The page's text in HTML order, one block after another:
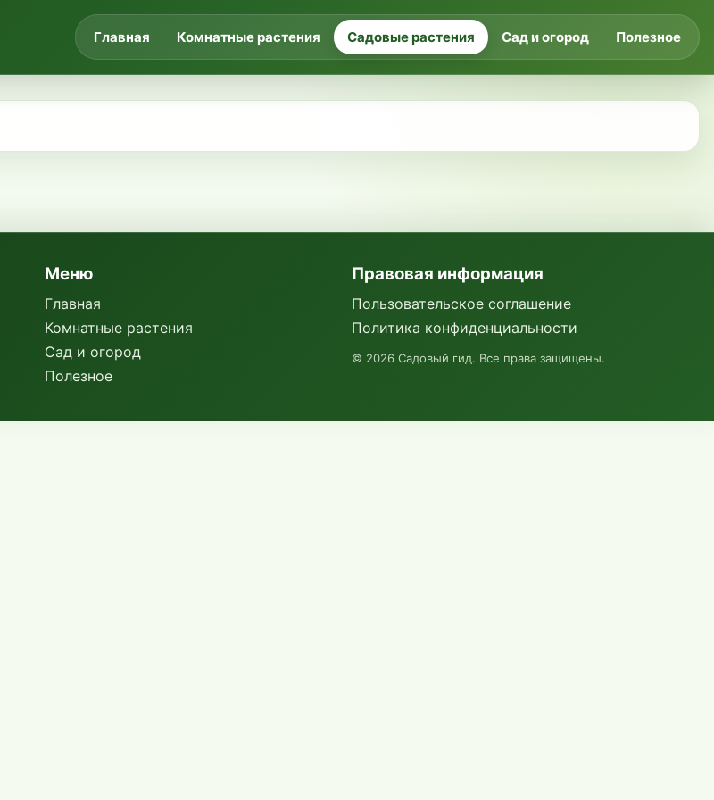
Главная Комнатные растения Садовые растения Сад и огород Полезное
Меню
Главная
Комнатные растения
Сад и огород
Полезное
Правовая информация
Пользовательское соглашение
Политика конфиденциальности
© 2026 Садовый гид. Все права защищены.